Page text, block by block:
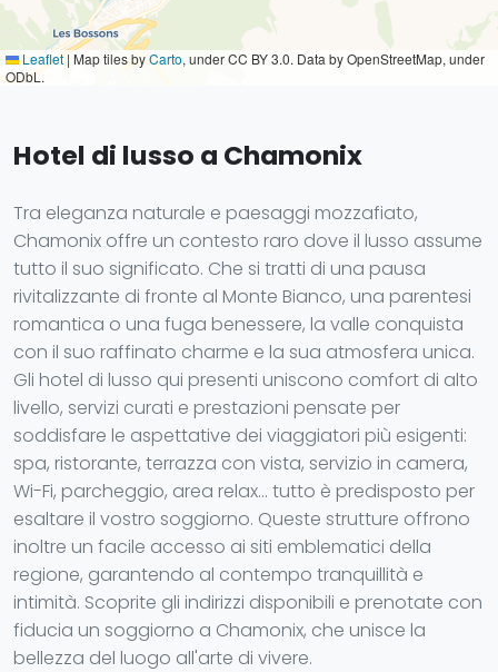
Leaflet | Map tiles byCarto, under CC BY 3.0. Data by OpenStreetMap, under
ODbL.
Hotel di lusso a Chamonix
Tra eleganza naturale e paesaggi mozzafiato,
Chamonix offre un contesto raro dove il lusso assume
tutto il suo significato. Che si tratti di una pausa
rivitalizzante di fronte al Monte Bianco, una parentesi
romantica o una fuga benessere, la valle conquista
con il suo raffinato charme e la sua atmosfera unica.
Gli hotel di lusso qui presenti uniscono comfort di alto
livello, servizi curati e prestazioni pensate per
soddisfare le aspettative dei viaggiatori più esigenti:
spa, ristorante, terrazza con vista, servizio in camera,
Wi-Fi, parcheggio, area relax... tutto è predisposto per
esaltare il vostro soggiorno. Queste strutture offrono
inoltre un facile accesso ai siti emblematici della
regione, garantendo al contempo tranquillità e
intimità. Scoprite gli indirizzi disponibili e prenotate con
fiducia un soggiorno a Chamonix, che unisce la
bellezza del luogo all'arte di vivere.